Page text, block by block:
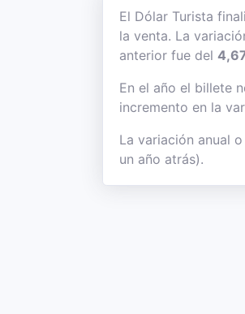
El Dólar Turista
la venta. La
anterior fue del
En el año el billete
incremento en la
La variación anual
un año atrás).